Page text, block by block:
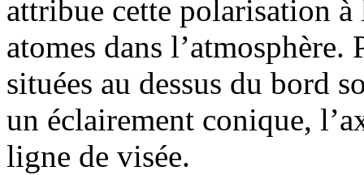
attribue cette polarisation à
atomes dans
situées au dessus du bord
un éclairement conique,
ligne de visée.